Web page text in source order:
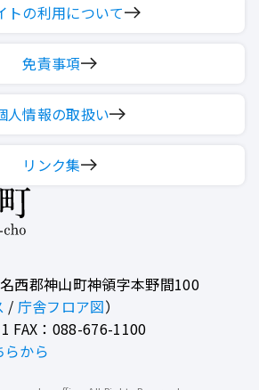
西郡神山町神領字本野間100
/ 庁舎フロア図）
FAX：088-676-1100
から
トの利用について
免責事項
人情報の取扱い
リンク集